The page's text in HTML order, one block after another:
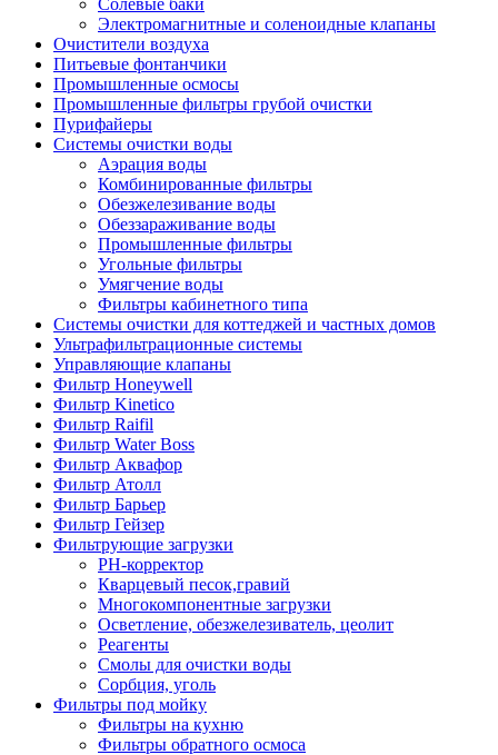
Солевые баки
Электромагнитные и соленоидные клапаны
Очистители воздуха
Питьевые фонтанчики
Промышленные осмосы
Промышленные фильтры грубой очистки
Пурифайеры
Системы очистки воды
Аэрация воды
Комбинированные фильтры
Обезжелезивание воды
Обеззараживание воды
Промышленные фильтры
Угольные фильтры
Умягчение воды
Фильтры кабинетного типа
Системы очистки для коттеджей и частных домов
Ультрафильтрационные системы
Управляющие клапаны
Фильтр Honeywell
Фильтр Kinetico
Фильтр Raifil
Фильтр Water Boss
Фильтр Аквафор
Фильтр Атолл
Фильтр Барьер
Фильтр Гейзер
Фильтрующие загрузки
PH-корректор
Кварцевый песок,гравий
Многокомпонентные загрузки
Осветление, обезжелезиватель, цеолит
Реагенты
Смолы для очистки воды
Сорбция, уголь
Фильтры под мойку
Фильтры на кухню
Фильтры обратного осмоса